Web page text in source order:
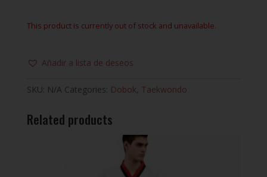
This product is currently out of stock and unavailable.
Añadir a lista de deseos
SKU: N/A Categories: Dobok, Taekwondo
Related products